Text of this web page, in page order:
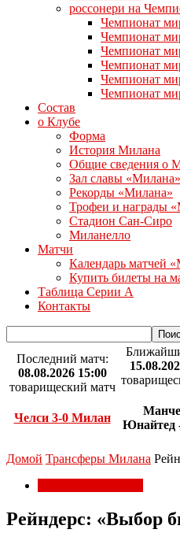
россонери на
Чемпионат
Чемпионат
Чемпионат
Чемпионат
Чемпионат
Чемпионат
Состав
о Клубе
Форма
История Милана
Общие сведения о
Зал славы «Милана»
Рекорды «Милана»
Трофеи и награды
Стадион Сан-Сиро
Миланелло
Матчи
Календарь матчей
Купить билеты на
Таблица Серии А
Контакты
Последний матч:
08.08.2026 15:00
товарищеский матч
Челси 3-0 Милан
Юнайтед
Домой Трансферы Милана
Рейндерс: «Выбор